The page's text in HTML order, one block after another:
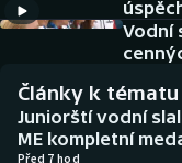
Biatlon
Historické návraty
Aplikace ČT sport
Vodní
Články k tématu
Juniorští vodní
ME kompletní
Před 7 hod